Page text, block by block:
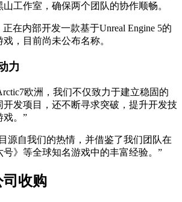
工作室，确保两个团队的协作顺畅。
在内部开发一款基于Unreal Engine 5的
，目前尚未公布名称。
力
欧洲，我们不仅致力于建立稳固的
开发项目，还不断寻求突破，提升开发技
戏。”
源自我们的热情，并借鉴了我们团队在
号》等全球知名游戏中的丰富经验。”
司收购